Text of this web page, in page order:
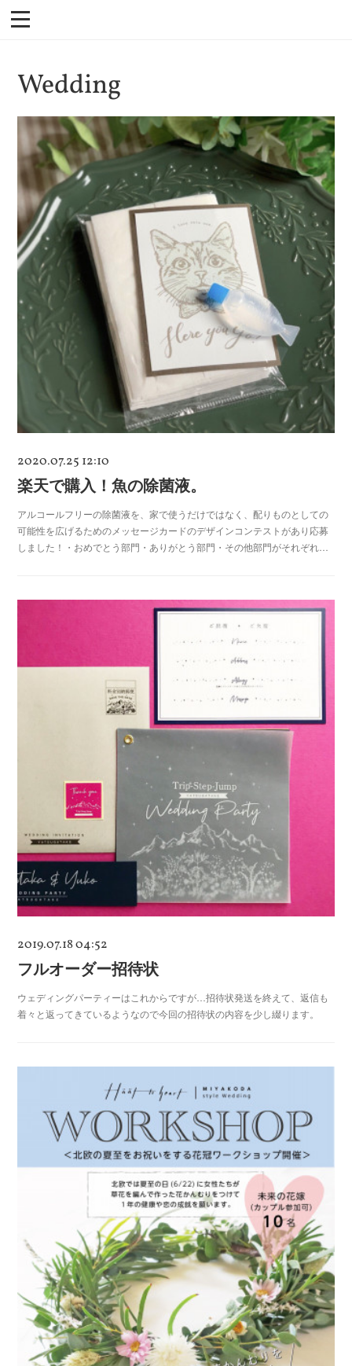
Wedding
2020.07.25 12:10
楽天で購入！魚の除菌液。
アルコールフリーの除菌液を、家で使うだけではなく、配りものとしての
可能性を広げるためのメッセージカードのデザインコンテストがあり応募
しました！・おめでとう部門・ありがとう部門・その他部門がそれぞれ…
2019.07.18 04:52
フルオーダー招待状
ウェディングパーティーはこれからですが…招待状発送を終えて、返信も
着々と返ってきているようなので今回の招待状の内容を少し綴ります。